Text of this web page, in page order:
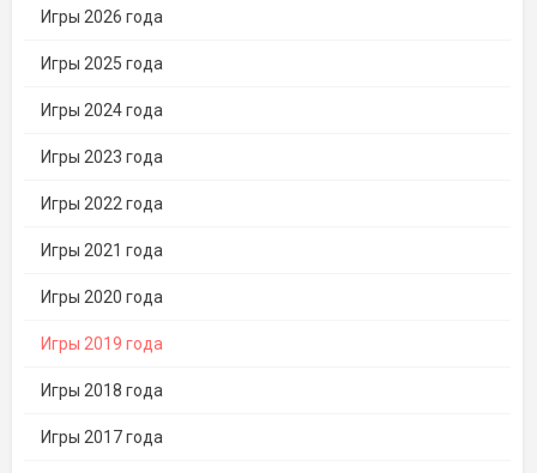
Игры 2026 года
Игры 2025 года
Игры 2024 года
Игры 2023 года
Игры 2022 года
Игры 2021 года
Игры 2020 года
Игры 2019 года
Игры 2018 года
Игры 2017 года